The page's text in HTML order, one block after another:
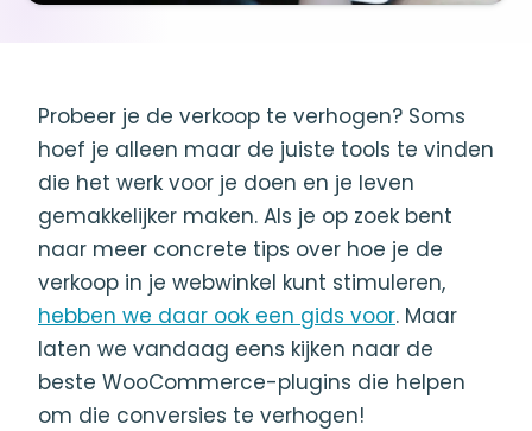
Probeer je de verkoop te verhogen? Soms
hoef je alleen maar de juiste tools te vinden
die het werk voor je doen en je leven
gemakkelijker maken. Als je op zoek bent
naar meer concrete tips over hoe je de
verkoop in je webwinkel kunt stimuleren,
hebben we daar ook een gids voor. Maar
laten we vandaag eens kijken naar de
beste WooCommerce-plugins die helpen
om die conversies te verhogen!